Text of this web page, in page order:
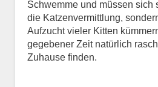
Schwemme und müssen sich
die Katzenvermittlung,
Aufzucht vieler Kitten
gegebener Zeit natürlich
Zuhause finden.